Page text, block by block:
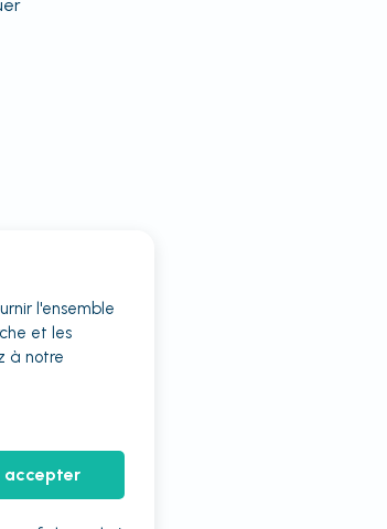
l'ensemble
et les
à notre
accepter